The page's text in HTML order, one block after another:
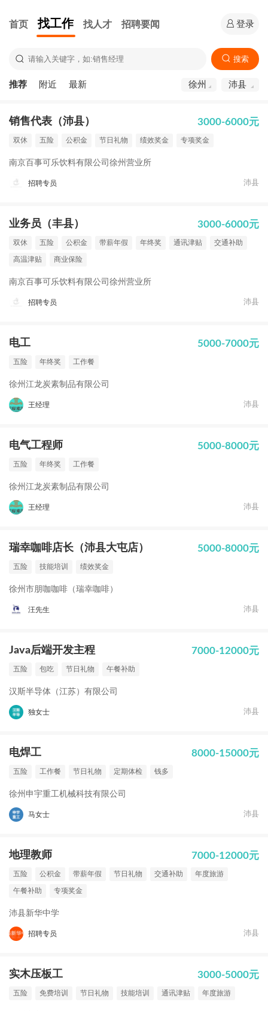
首页 找工作 找人才 招聘要闻 登录
搜索
推荐 附近 最新 徐州 沛县
销售代表（沛县） 3000-6000元
双休 五险 公积金 节日礼物 绩效奖金 专项奖金
南京百事可乐饮料有限公司徐州营业所
招聘专员 沛县
业务员（丰县） 3000-6000元
双休 五险 公积金 带薪年假 年终奖 通讯津贴 交通补助
高温津贴 商业保险
南京百事可乐饮料有限公司徐州营业所
招聘专员 沛县
电工 5000-7000元
五险 年终奖 工作餐
徐州江龙炭素制品有限公司
王经理 沛县
电气工程师 5000-8000元
五险 年终奖 工作餐
徐州江龙炭素制品有限公司
王经理 沛县
瑞幸咖啡店长（沛县大屯店） 5000-8000元
五险 技能培训 绩效奖金
徐州市朋咖咖啡（瑞幸咖啡）
汪先生 沛县
Java后端开发主程 7000-12000元
五险 包吃 节日礼物 午餐补助
汉斯半导体（江苏）有限公司
独女士 沛县
电焊工 8000-15000元
五险 工作餐 节日礼物 定期体检 钱多
徐州申宇重工机械科技有限公司
马女士 沛县
地理教师 7000-12000元
五险 公积金 带薪年假 节日礼物 交通补助 年度旅游
午餐补助 专项奖金
沛县新华中学
招聘专员 沛县
实木压板工 3000-5000元
五险 免费培训 节日礼物 技能培训 通讯津贴 年度旅游